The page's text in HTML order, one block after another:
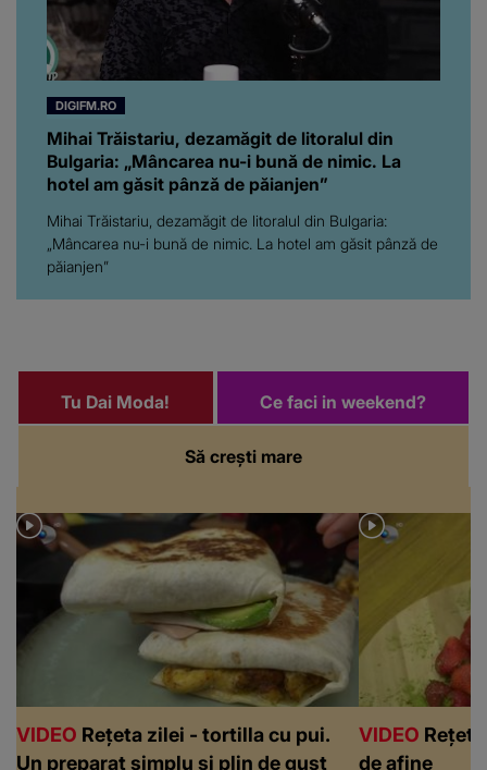
DIGIFM.RO
Mihai Trăistariu, dezamăgit de litoralul din
Bulgaria: „Mâncarea nu-i bună de nimic. La
hotel am găsit pânză de păianjen”
Mihai Trăistariu, dezamăgit de litoralul din Bulgaria:
„Mâncarea nu-i bună de nimic. La hotel am găsit pânză de
păianjen”
Să crești mare
Tu Dai Moda! Ce faci in weekend?
VIDEO Rețeta zilei - tortilla cu pui.
Un preparat simplu și plin de gust
VIDEO
de afine